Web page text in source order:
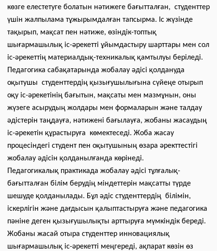
көзге елестетуге болатын нәтижеге бағытталған, студенттер
үшін жалпылама тұжырымдалған тапсырма. Іс жүзінде
тақырып, мақсат пен нәтиже, өзіндік-топтық
шығармашылық іс-әрекетті ұйымдастыру шарттары мен сол
іс-әрекеттің материалдық-техникалық қамтылуы беріледі.
Педагогика сабақатарында жобалау әдісі қолдануда
оқытушы студенттердің қызығушылығына сүйеңе отырып
оқу іс-әрекетінің бағытын, мақсаты мен мазмұнын, оны
жүзеге асырудың жолдары мен формаларын және талдау
әдістерін таңдауға, нәтижені бағылауға, жобаны жасаудың
іс-әрекетін құрастыруға көмектеседі. Жоба жасау
процесіндегі студент пен оқытушының өзара әректтестігі
жобалау әдісін қолданылғанда көрінеді.
Педагогикалық практикада жобалау әдісі тұлғалық-
бағытталған білім берудің міндеттерін мақсатты түрде
шешуде қолданылады. Бұл әдіс студенттердің білімін,
іскерлігін және дағдысын қалыптастыруға және педагогика
пәніне деген қызығушылықты арттыруға мүмкіндік береді.
Жобаны жасай отыра студенттер инновациялық
шығармашылық іс-әрекетті меңгереді, ақпарат көзін өз